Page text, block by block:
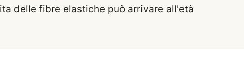
delle fibre elastiche può arrivare all'età